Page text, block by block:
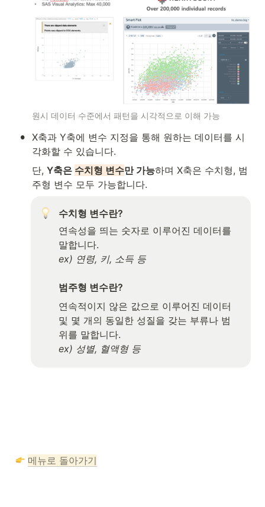
원시 데이터 수준에서 패턴을 시각적으로 이해 가능
• X축과 Y축에 변수 지정을 통해 원하는 데이터를 시
각화할 수 있습니다.
단, Y축은 수치형 변수만 가능하며 X축은 수치형, 범
주형 변수 모두 가능합니다.
수치형 변수란?
연속성을 띄는 숫자로 이루어진 데이터를
ex) 연령, 키, 소득 등
범주형 변수란?
연속적이지 않은 값으로 이루어진 데이터
및 몇 개의 동일한 성질을 갖는 부류나 범
위를 말합니다.
ex) 성별, 혈액형 등
메뉴로 돌아가기